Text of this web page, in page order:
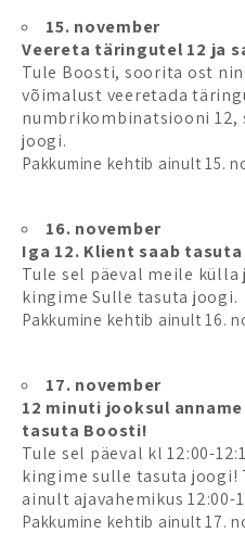
15. november
Veereta täringutel 12 ja
Tule Boosti, soorita ost
võimalust veeretada
numbrikombinatsiooni 12,
joogi.
Pakkumine kehtib ainult 15.
16. november
Iga 12. Klient saab
Tule sel päeval meile
kingime Sulle tasuta joogi.
Pakkumine kehtib ainult 16.
17. november
12 minuti jooksul
tasuta Boosti!
Tule sel päeval kl 12:00-
kingime sulle tasuta joogi!
ainult ajavahemikus 12:00-
Pakkumine kehtib ainult 17.